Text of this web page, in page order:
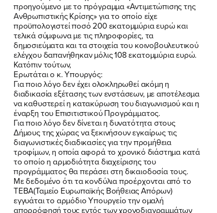
ΠΟΙΑ ΕΙΜΑΙ
ΕΡΓΟ
ΕΚΔΗΛΩΣΕΙΣ
ΝΕΑ
ΕΛΑ ΚΙ ΕΣΥ
FB IN TW YT LN VB TIKTOK
προηγούμενο με το πρόγραμμα «Αντιμετώπισης της
Ανθρωπιστικής Κρίσης» για το οποίο είχε
προϋπολογιστεί ποσό 200 εκατομμύρια ευρώ και
τελικά σύμφωνα με τις πληροφορίες, τα
δημοσιεύματα και τα στοιχεία του κοινοβουλευτικού
ελέγχου δαπανήθηκαν μόλις 108 εκατομμύρια ευρώ.
Κατόπιν τούτων,
Ερωτάται ο κ. Υπουργός:
Για ποιο λόγο δεν έχει ολοκληρωθεί ακόμη η
διαδικασία εξέτασης των ενστάσεων, με αποτέλεσμα
να καθυστερεί η κατακύρωση του διαγωνισμού και η
έναρξη του Επισιτιστικού Προγράμματος.
Για ποιο λόγο δεν δίνεται η δυνατότητα στους
Δήμους της χώρας να ξεκινήσουν εγκαίρως τις
διαγωνιστικές διαδικασίες για την προμήθεια
τροφίμων, η οποία αφορά το χρονικό διάστημα κατά
το οποίο η αρμοδιότητα διαχείρισης του
προγράμματος θα περάσει στη δικαιοδοσία τους.
Με δεδομένο ότι τα κονδύλια προέρχονται από το
ΤΕΒΑ(Ταμείο Ευρωπαϊκής Βοήθειας Απόρων)
εγγυάται το αρμόδιο Υπουργείο την ομαλή
απορρόφησή τους εντός των χρονοδιαγραμμάτων